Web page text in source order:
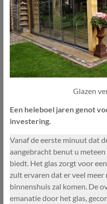
Glazen
Een heleboel jaren genot
investering.
Vanaf de eerste minuut dat
aangebracht benut u
biedt. Het glas zorgt voor
zult ervaren dat er veel
binnenshuis zal komen. De
emanatie door het glas,